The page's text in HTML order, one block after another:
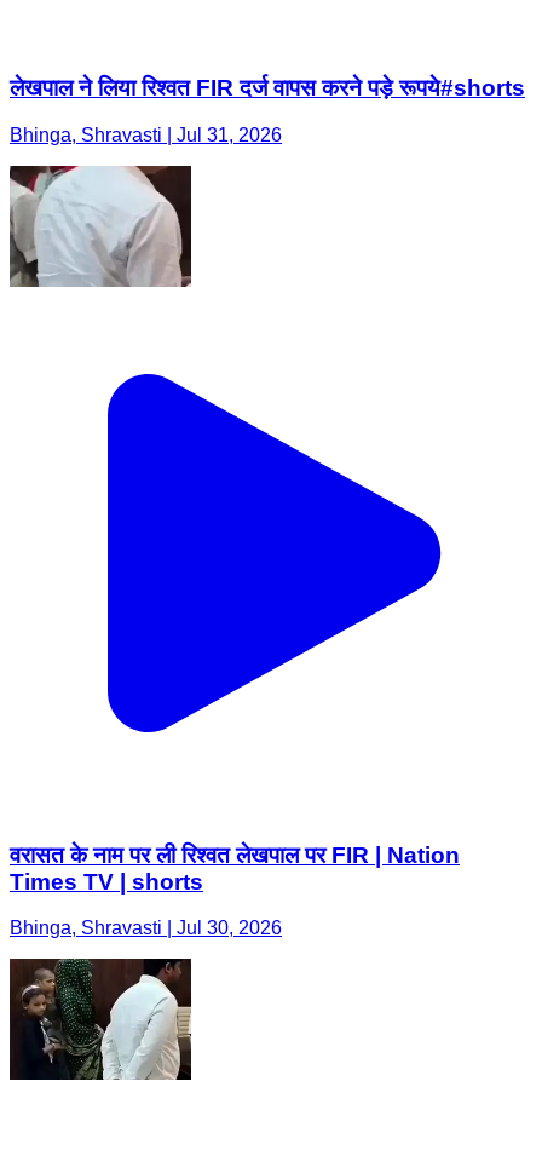
लेखपाल ने लिया रिश्वत FIR दर्ज वापस करने पड़े रूपये#shorts
Bhinga, Shravasti | Jul 31, 2026
वरासत के नाम पर ली रिश्वत लेखपाल पर FIR | Nation
Times TV | shorts
Bhinga, Shravasti | Jul 30, 2026